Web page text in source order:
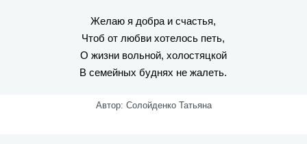
Желаю я добра и счастья,
Чтоб от любви хотелось петь,
О жизни вольной, холостяцкой
В семейных буднях не жалеть.
Автор: Солойденко Татьяна